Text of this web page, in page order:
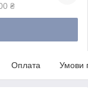
₴
Оплата Умови